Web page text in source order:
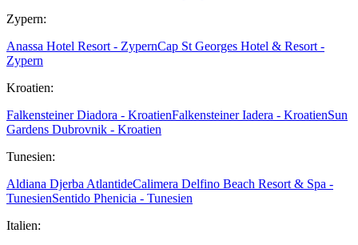
Zypern:
Anassa Hotel Resort - ZypernCap St Georges Hotel & Resort -
Zypern
Kroatien:
Falkensteiner Diadora - KroatienFalkensteiner Iadera - KroatienSun
Gardens Dubrovnik - Kroatien
Tunesien:
Aldiana Djerba AtlantideCalimera Delfino Beach Resort & Spa -
TunesienSentido Phenicia - Tunesien
Italien: